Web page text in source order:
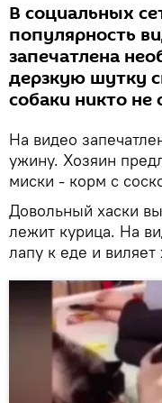
В социальных
популярность
запечатлена
дерзкую шутку
собаки никто не
На видео
ужину. Хозяин
миски - корм с
Довольный хаски
лежит курица. На
лапу к еде и виляет